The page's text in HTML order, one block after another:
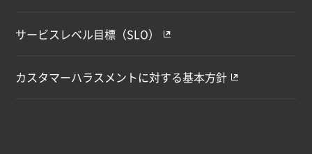
サービスレベル目標（SLO）
カスタマーハラスメントに対する基本方針